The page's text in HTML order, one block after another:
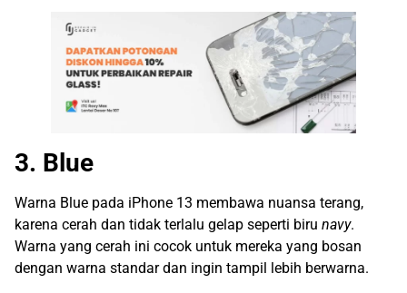
3. Blue
Warna Blue pada iPhone 13 membawa nuansa terang,
karena cerah dan tidak terlalu gelap seperti biru navy.
Warna yang cerah ini cocok untuk mereka yang bosan
dengan warna standar dan ingin tampil lebih berwarna.